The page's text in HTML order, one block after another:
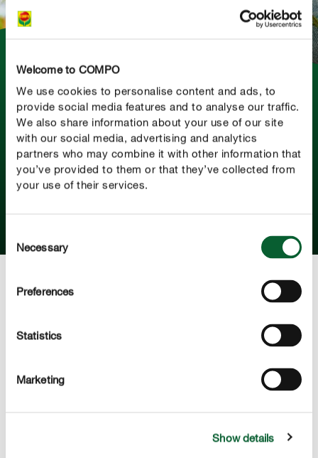
Welcome to COMPO
We use cookies to personalise content and ads, to
provide social media features and to analyse our traffic.
We also share information about your use of our site
with our social media, advertising and analytics
partners who may combine it with other information that
you’ve provided to them or that they’ve collected from
your use of their services.
Selection
Necessary
Preferences
Statistics
Marketing
Show details
Ontdek onze COMPO nieuwsbrief!
Of je je moestuinbak nu wilt beplanten, die vervelende
insecten op je kamerplanten wilt bestrijden of gewoon
op zoek bent naar inspiratie - in onze nieuwbrief ontvang
je maandelijks talrijke tuintips.